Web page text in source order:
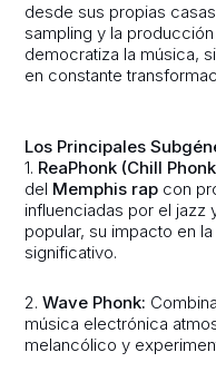
desde sus propias
sampling y la
democratiza la música,
en constante
Los Principales
1. ReaPhonk (Chill
del Memphis rap con
influenciadas por el jazz
popular, su impacto en
significativo.
2.Wave Phonk:
música electrónica
melancólico y